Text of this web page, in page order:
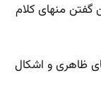
منهای کلام
ظاهری و اشکال